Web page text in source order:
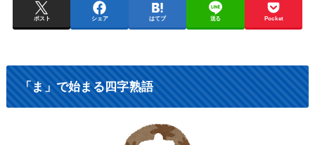
ポスト シェア はてブ 送る Pocket
「ま」で始まる四字熟語